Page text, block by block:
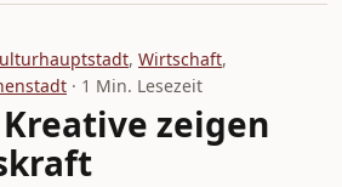
, Wirtschaft,
· 1 Min. Lesezeit
Kreative zeigen